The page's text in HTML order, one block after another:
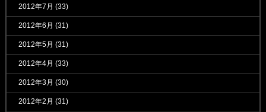
2012年7月 (33)
2012年6月 (31)
2012年5月 (31)
2012年4月 (33)
2012年3月 (30)
2012年2月 (31)